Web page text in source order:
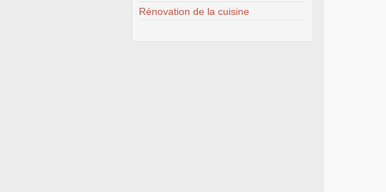
Rénovation de la cuisine